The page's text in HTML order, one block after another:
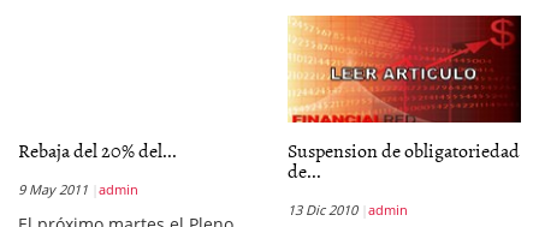
Rebaja del 20% del...
9 May 2011 admin
Suspension de obligatoriedad
de...
13 Dic 2010 admin